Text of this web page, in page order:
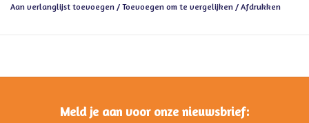
Aan verlanglijst toevoegen / Toevoegen om te vergelijken / Afdrukken
Meld je aan voor onze nieuwsbrief: